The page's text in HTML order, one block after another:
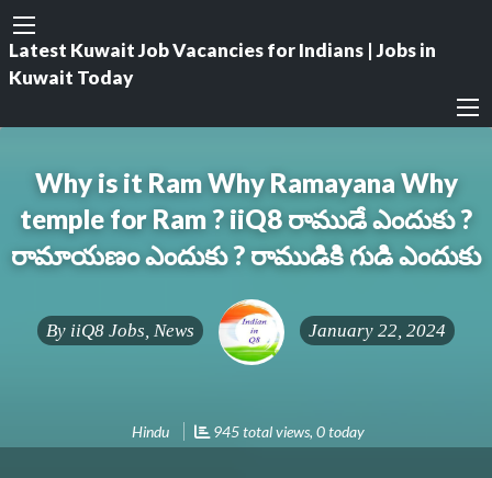
Latest Kuwait Job Vacancies for Indians | Jobs in
Kuwait Today
Why is it Ram Why Ramayana Why
temple for Ram ? iiQ8 రాముడే ఎందుకు ?
రామాయణం ఎందుకు ? రాముడికి గుడి ఎందుకు
By iiQ8 Jobs, News January 22, 2024
Hindu 945 total views, 0 today